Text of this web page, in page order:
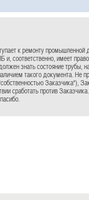
к ремонту
соответственно, имеет
знать состояние трубы, на
такого документа. Не
Заказчика"),
сработать против